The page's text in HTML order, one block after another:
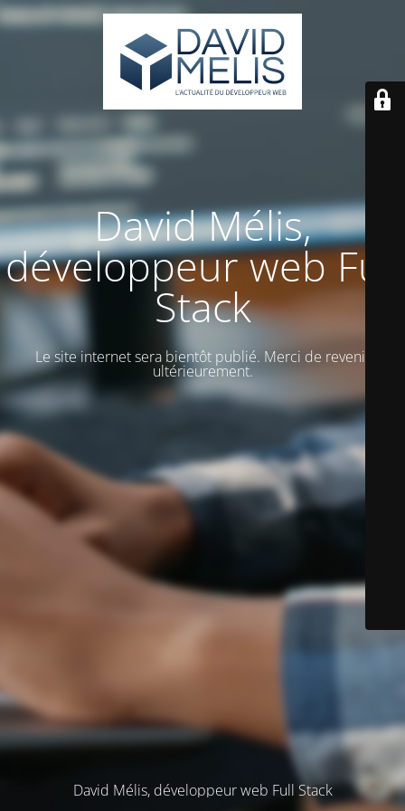
David Mélis,
développeur web Full
Stack
Le site internet sera bientôt publié. Merci de revenir
ultérieurement.
David Mélis, développeur web Full Stack